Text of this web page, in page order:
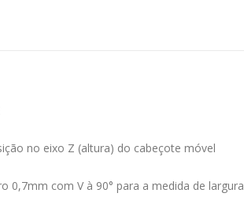
no eixo Z (altura) do cabeçote móvel
0,7mm com V à 90° para a medida de largura